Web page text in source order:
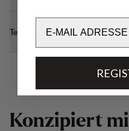
Technische Daten
Konzipiert mi